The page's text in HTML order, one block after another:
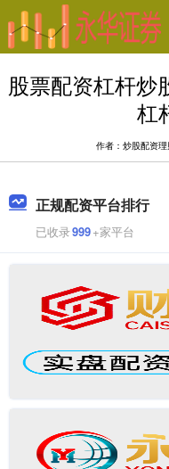
股票配资杠杆炒
杠
作者：炒股配资
正规配资平台排行
已收录999+家平台